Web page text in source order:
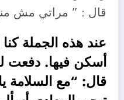
قال : ” مراتي مش
عند هذه الجملة كنا
أسكن فيها. دفعت
قال: “مع السلامة